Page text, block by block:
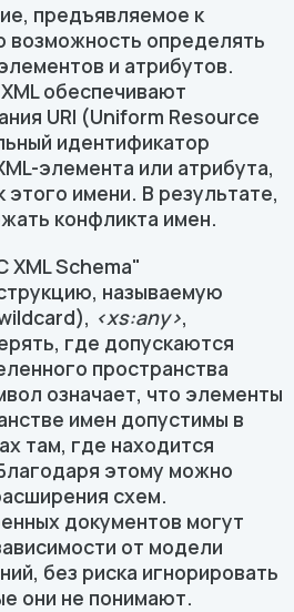
предъявляемое к
возможность определять
и атрибутов.
обеспечивают
URI (Uniform Resource
идентификатор
элемента или атрибута,
этого имени. В результате,
конфликта имен.
XML Schema"
называемую
<xs:any>,
где допускаются
пространства
означает, что элементы
имен допустимы в
там, где находится
этому можно
схем.
документов могут
от модели
без риска игнорировать
они не понимают.